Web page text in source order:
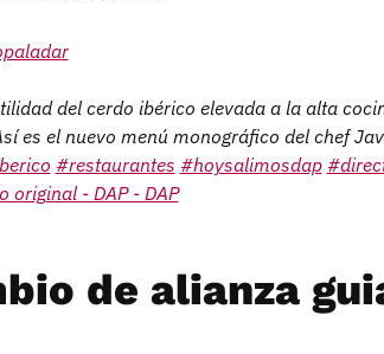
del cerdo ibérico elevada a la alta
es el nuevo menú monográfico del chef
#restaurantes #hoysalimosdap
original - DAP - DAP
de alianza